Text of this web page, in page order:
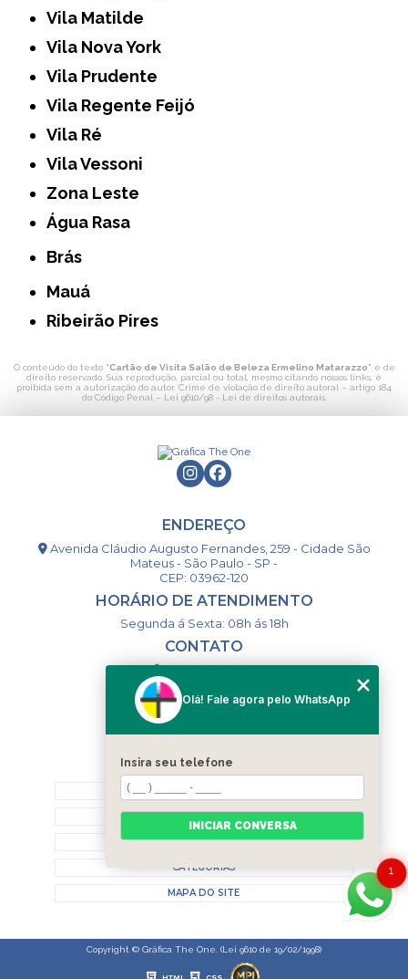
Vila Matilde
Vila Nova York
Vila Prudente
Vila Regente Feijó
Vila Ré
Vila Vessoni
Zona Leste
Água Rasa
Brás
Mauá
Ribeirão Pires
O conteúdo do texto "Cartão de Visita Salão de Beleza Ermelino Matarazzo" é de
direito reservado. Sua reprodução, parcial ou total, mesmo citando nossos links, é
proibida sem a autorização do autor. Crime de violação de direito autoral – artigo 184
do Código Penal – Lei 9610/98 - Lei de direitos autorais.
ENDEREÇO
Avenida Cláudio Augusto Fernandes, 259 - Cidade São
Mateus - São Paulo - SP -
CEP: 03962-120
HORÁRIO DE ATENDIMENTO
Segunda á Sexta: 08h ás 18h
CONTATO
(11) 98994-1867
(11) 98993-9556
togsm1@gmail.com
MENU
HOME
CONTATO
CATEGORIAS
MAPA DO SITE
Copyright © Gráfica The One. (Lei 9610 de 19/02/1998)
HTML CSS
1
Olá! Fale agora pelo WhatsApp
Insira seu telefone
INICIAR CONVERSA